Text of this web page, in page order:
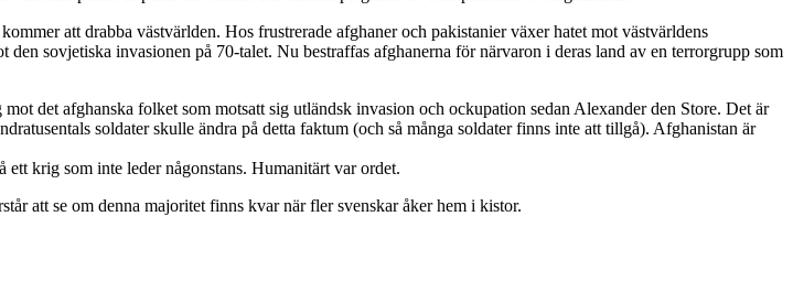
att drabba västvärlden. Hos frustrerade afghaner och pakistanier växer hatet mot västvärldens
sovjetiska invasionen på 70-talet. Nu bestraffas afghanerna för närvaron i deras land av en terrorgrupp som
det afghanska folket som motsatt sig utländsk invasion och ockupation sedan Alexander den Store. Det är
soldater skulle ändra på detta faktum (och så många soldater finns inte att tillgå). Afghanistan är
krig som inte leder någonstans. Humanitärt var ordet.
att se om denna majoritet finns kvar när fler svenskar åker hem i kistor.